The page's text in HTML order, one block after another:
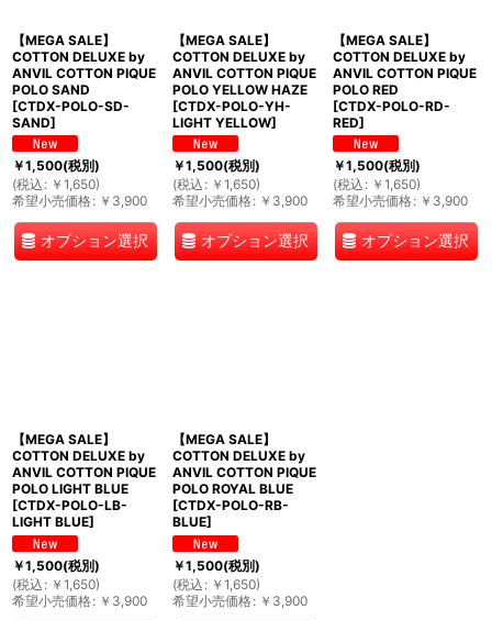
【MEGA SALE】
COTTON DELUXE by
ANVIL COTTON PIQUE
POLO SAND
[CTDX-POLO-SD-
SAND]
￥1,500(税別)
(税込 : ￥ 1,650)
希望小売価格: ￥ 3,900
オプション選択
【MEGA SALE】
COTTON DELUXE by
ANVIL COTTON PIQUE
POLO YELLOW HAZE
[CTDX-POLO-YH-
LIGHT YELLOW]
￥1,500(税別)
(税込 : ￥ 1,650)
希望小売価格: ￥ 3,900
オプション選択
【MEGA SALE】
COTTON DELUXE by
ANVIL COTTON PIQUE
POLO RED
[CTDX-POLO-RD-
RED]
￥1,500(税別)
(税込 : ￥ 1,650)
希望小売価格: ￥ 3,900
オプション選択
【MEGA SALE】
COTTON DELUXE by
ANVIL COTTON PIQUE
POLO LIGHT BLUE
[CTDX-POLO-LB-
LIGHT BLUE]
￥1,500(税別)
(税込 : ￥ 1,650)
希望小売価格: ￥ 3,900
【MEGA SALE】
COTTON DELUXE by
ANVIL COTTON PIQUE
POLO ROYAL BLUE
[CTDX-POLO-RB-
BLUE]
￥1,500(税別)
(税込 : ￥ 1,650)
希望小売価格: ￥ 3,900